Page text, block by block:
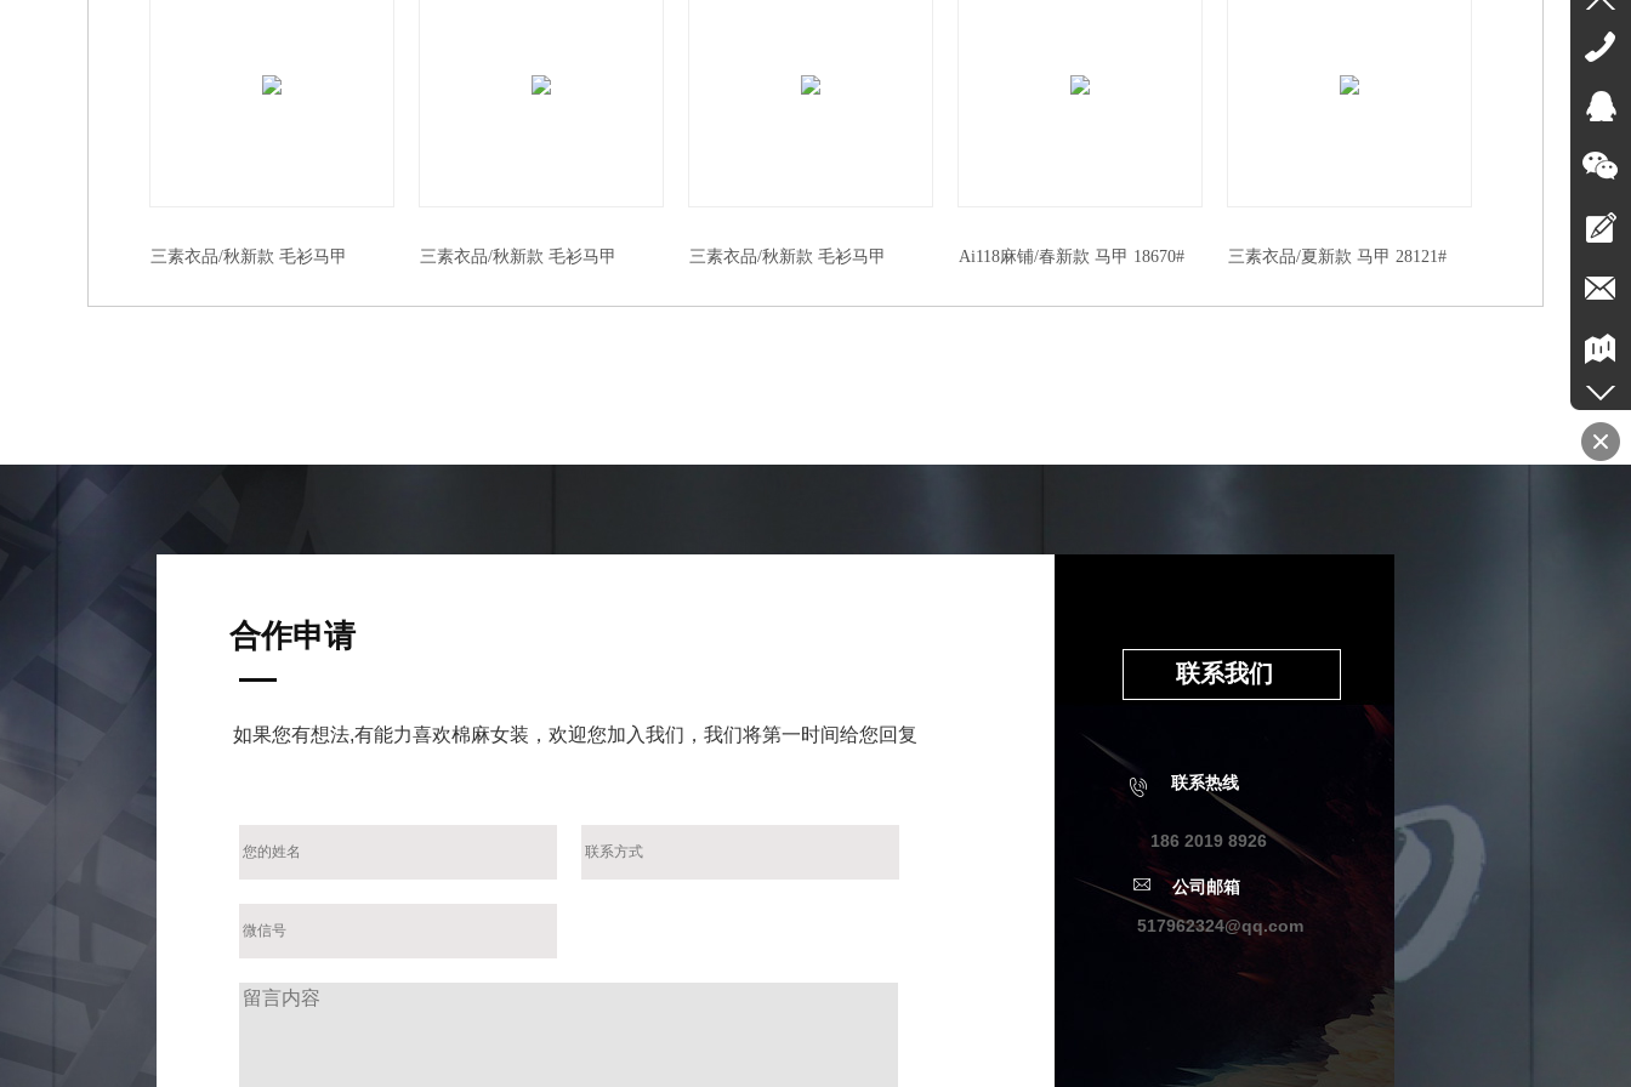
三素衣品/秋新款 毛衫马甲
三素衣品/秋新款 毛衫马甲
三素衣品/秋新款 毛衫马甲
Ai118麻铺/春新款 马甲 18670# 三素衣品/夏新款 马甲 28121#
合作申请
如果您有想法,有能力喜欢棉麻女装，欢迎您加入我们，我们将第一时间给您回复
联系热线
公司邮箱
186 2019 8926
联系我们
517962324@qq.com